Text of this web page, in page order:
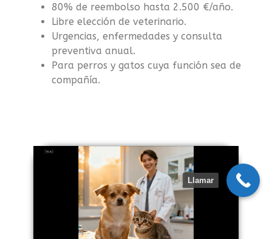
80% de reembolso hasta 2.500 €/año.
Libre elección de veterinario.
Urgencias, enfermedades y consulta
preventiva anual.
Para perros y gatos cuya función sea de
compañía.
Llamar